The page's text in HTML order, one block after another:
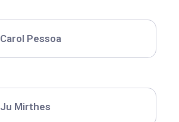
Carol Pessoa
Ju Mirthes